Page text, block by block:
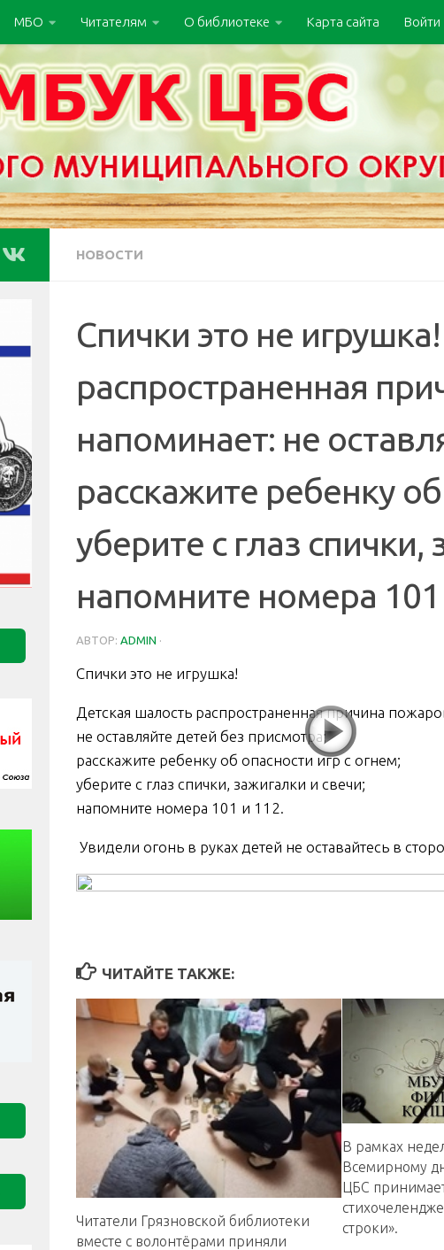
МБО Читателям О библиотеке Карта сайта Войти
НОВОСТИ
Спички это не
распространенная
напоминает: не
расскажите ребенку
уберите с глаз спички,
напомните номера 101
АВТОР: ADMIN ·
Спички это не игрушка!
Детская шалость распространенная причина
не оставляйте детей без присмотра;
расскажите ребенку об опасности игр с огнем;
уберите с глаз спички, зажигалки и свечи;
напомните номера 101 и 112.
Увидели огонь в руках детей не оставайтесь в
ЧИТАЙТЕ ТАКЖЕ:
Читатели Грязновской библиотеки
вместе с волонтёрами приняли
В рамках
Всемирному
ЦБС
строки».